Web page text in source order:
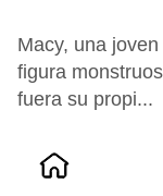
Macy, una
figura
fuera su propi...